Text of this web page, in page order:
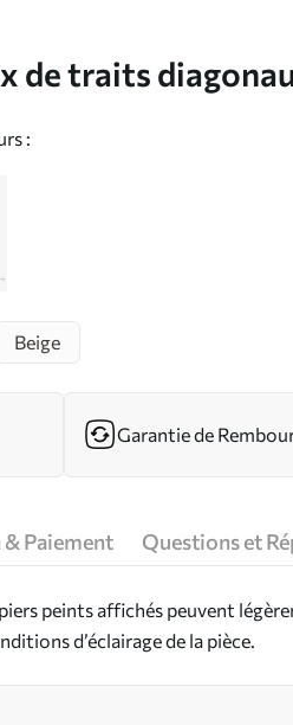
de traits
:
Beige
Garantie de
Paiement Questions et
peints affichés peuvent
d’éclairage de la pièce.